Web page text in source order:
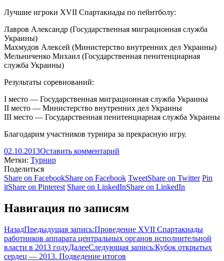
Лучшие игроки XVII Спартакиады по пейнтболу:
Лавров Александр (Государственная миграционная служба
Украины)
Махмудов Алексей (Министерство внутренних дел Украины)
Мельниченко Михаил (Государственная пенитенциарная
служба Украины)
Результаты соревнований:
I место — Государственная миграционная служба Украины
II место — Министерство внутренних дел Украины
III место — Государственная пенитенциарная служба Украины
Благодарим участников турнира за прекрасную игру.
02.10.2013Оставить комментарий
Метки: Турнир
Поделиться
Share on FacebookShare on Facebook TweetShare on Twitter Pin
itShare on Pinterest Share on LinkedInShare on LinkedIn
Навигация по записям
НазадПредыдущая запись:Проведение XVII Спартакиады
работников аппарата центральных органов исполнительной
власти в 2013 годуДалееСледующая запись:Кубок открытых
сердец — 2013. Подведение итогов